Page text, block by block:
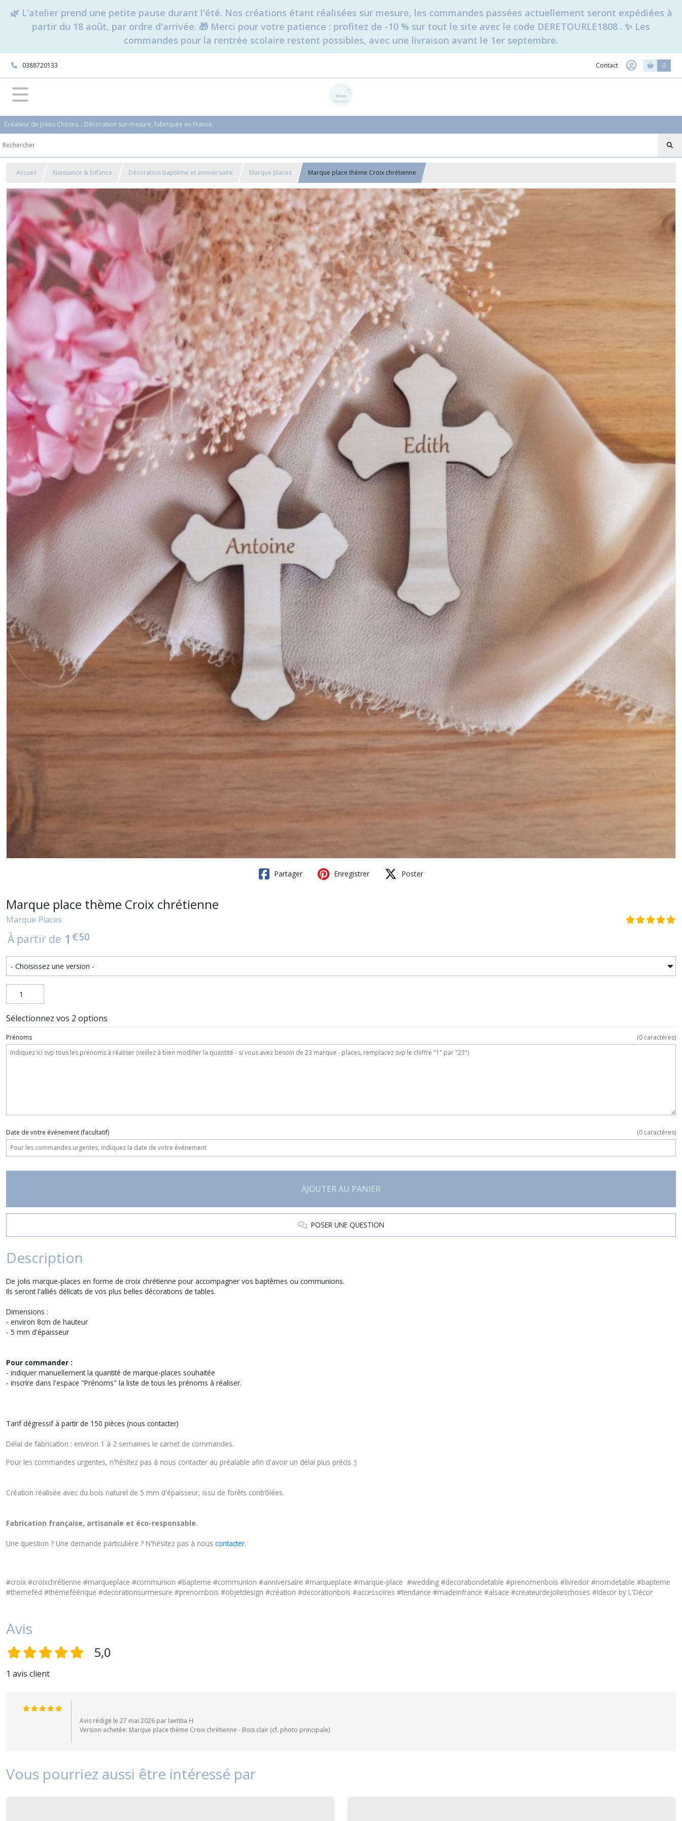
🌿 L'atelier prend une petite pause durant l'été. Nos créations étant réalisées sur mesure, les commandes passées actuellement seront expédiées à
partir du 18 août, par ordre d'arrivée. 🎁 Merci pour votre patience : profitez de -10 % sur tout le site avec le code DERETOURLE1808 . ✨ Les
commandes pour la rentrée scolaire restent possibles, avec une livraison avant le 1er septembre.
0388720133 Contact 0
Créateur de Jolies Choses... Décoration sur-mesure, fabriquée en France.
Accueil Naissance & Enfance Décoration baptême et anniversaire Marque places Marque place thème Croix chrétienne
Partager Enregistrer Poster
Marque place thème Croix chrétienne
Marque Places
À partir de 1 €50
Sélectionnez vos 2 options
Prénoms (0 caractères)
Date de votre événement (facultatif) (0 caractères)
AJOUTER AU PANIER
POSER UNE QUESTION
Description
De jolis marque-places en forme de croix chrétienne pour accompagner vos baptêmes ou communions.
Ils seront l'alliés délicats de vos plus belles décorations de tables.
Dimensions :
- environ 8cm de hauteur
- 5 mm d'épaisseur
Pour commander :
- indiquer manuellement la quantité de marque-places souhaitée
- inscrire dans l'espace "Prénoms" la liste de tous les prénoms à réaliser.
Tarif dégressif à partir de 150 pièces (nous contacter)
Délai de fabrication : environ 1 à 2 semaines le carnet de commandes.
Pour les commandes urgentes, n'hésitez pas à nous contacter au préalable afin d'avoir un délai plus précis :)
Création réalisée avec du bois naturel de 5 mm d'épaisseur, issu de forêts contrôlées.
Fabrication française, artisanale et éco-responsable.
Une question ? Une demande particulière ? N'hésitez pas à nous contacter.
#croix #croixchrétienne #marqueplace #communion #bapteme #communion #anniversaire #marqueplace #marque-place #wedding #decorationdetable #prenomenbois #livredor #nomdetable #bapteme
#themeféd #thèmeféérique #decorationsurmesure #prenombois #objetdesign #création #decorationbois #accessoires #tendance #madeinfrance #alsace #createurdejolieschoses #ldecor by L'Décor
Avis
5,0
1 avis client
Avis rédigé le 27 mai 2026 par laetitia H
Version achetée: Marque place thème Croix chrétienne - Bois clair (cf. photo principale)
Vous pourriez aussi être intéressé par